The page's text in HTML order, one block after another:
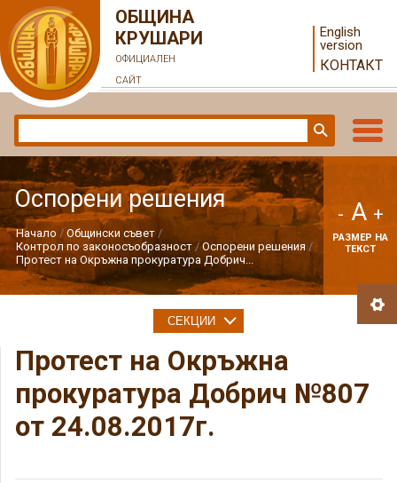
ОБЩИНА
КРУШАРИ
ОФИЦИАЛЕН
САЙТ
English
version
КОНТАКТ
Оспорени решения
Начало
Общински съвет
Контрол по законосъобразност
Оспорени решения
Протест на Окръжна прокуратура Добрич...
- A +
РАЗМЕР НА
ТЕКСТ
Протест на Окръжна
прокуратура Добрич №807
от 24.08.2017г.
СЕКЦИИ